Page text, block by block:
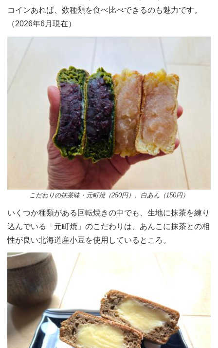
コインあれば、数種類を食べ比べできるのも魅力です。
（2026年6月現在）
こだわりの抹茶味・元町焼（250円）、白あん（150円）
いくつか種類がある回転焼きの中でも、生地に抹茶を練り
込んでいる「元町焼」のこだわりは、あんこに抹茶との相
性が良い北海道産小豆を使用しているところ。